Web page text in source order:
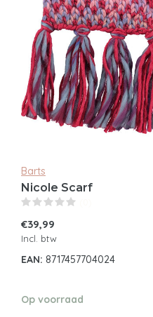
Barts
Nicole Scarf
€39,99
Incl. btw
EAN: 8717457704024
Op voorraad